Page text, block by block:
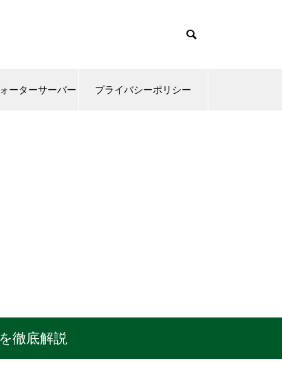
ーターサーバー プライバシーポリシー
徹底解説